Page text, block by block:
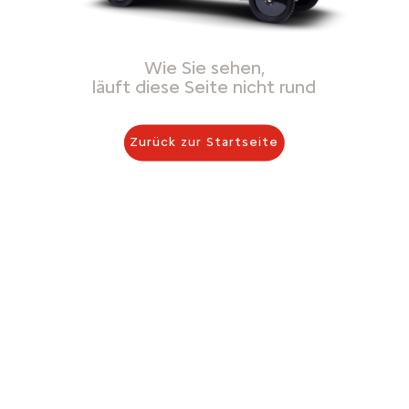
Wie Sie sehen,
läuft diese Seite nicht rund
Zurück zur Startseite